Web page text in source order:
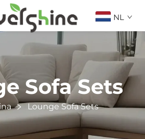
NL
Sofa Sets
Lounge Sofa Sets